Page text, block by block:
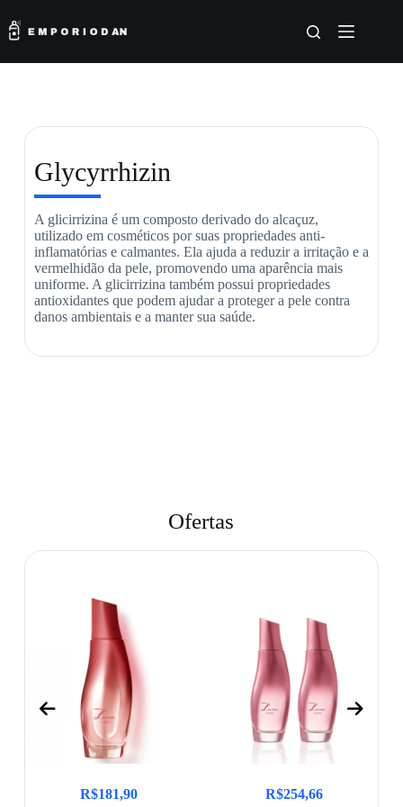
Glycyrrhizin
A glicirrizina é um composto derivado do alcaçuz,
utilizado em cosméticos por suas propriedades anti-
inflamatórias e calmantes. Ela ajuda a reduzir a irritação e a
vermelhidão da pele, promovendo uma aparência mais
uniforme. A glicirrizina também possui propriedades
antioxidantes que podem ajudar a proteger a pele contra
danos ambientais e a manter sua saúde.
Ofertas
R$181,90 R$254,66